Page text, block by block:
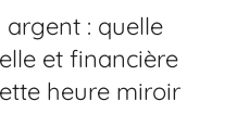
: quelle
et financière
heure miroir